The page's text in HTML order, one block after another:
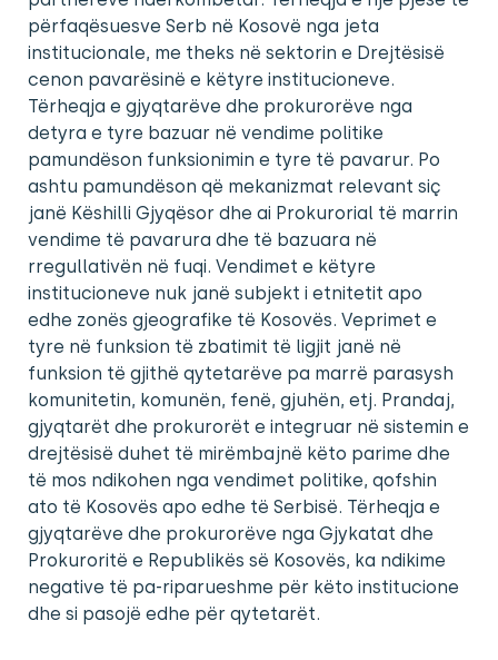
përfaqësuesve Serb në Kosovë nga jeta
institucionale, me theks në sektorin e Drejtësisë
cenon pavarësinë e këtyre institucioneve.
Tërheqja e gjyqtarëve dhe prokurorëve nga
detyra e tyre bazuar në vendime politike
pamundëson funksionimin e tyre të pavarur. Po
ashtu pamundëson që mekanizmat relevant siç
janë Këshilli Gjyqësor dhe ai Prokurorial të marrin
vendime të pavarura dhe të bazuara në
rregullativën në fuqi. Vendimet e këtyre
institucioneve nuk janë subjekt i etnitetit apo
edhe zonës gjeografike të Kosovës. Veprimet e
tyre në funksion të zbatimit të ligjit janë në
funksion të gjithë qytetarëve pa marrë parasysh
komunitetin, komunën, fenë, gjuhën, etj. Prandaj,
gjyqtarët dhe prokurorët e integruar në sistemin e
drejtësisë duhet të mirëmbajnë këto parime dhe
të mos ndikohen nga vendimet politike, qofshin
ato të Kosovës apo edhe të Serbisë. Tërheqja e
gjyqtarëve dhe prokurorëve nga Gjykatat dhe
Prokuroritë e Republikës së Kosovës, ka ndikime
negative të pa-riparueshme për këto institucione
dhe si pasojë edhe për qytetarët.